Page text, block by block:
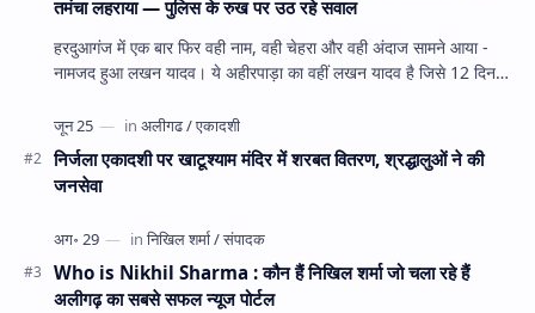
तमंचा लहराया — पुलिस के रुख पर उठ रहे सवाल
हरदुआगंज में एक बार फिर वही नाम, वही चेहरा और वही अंदाज सामने आया -
नामजद हुआ लखन यादव। ये अहीरपाड़ा का वहीं लखन यादव है जिसे 12 दिन
निर्जला एकादशी पर खाटूश्याम मंदिर में शरबत वितरण, श्रद्धालुओं ने की
जनसेवा
Who is Nikhil Sharma : कौन हैं निखिल शर्मा जो चला रहे हैं
अलीगढ़ का सबसे सफल न्यूज पोर्टल